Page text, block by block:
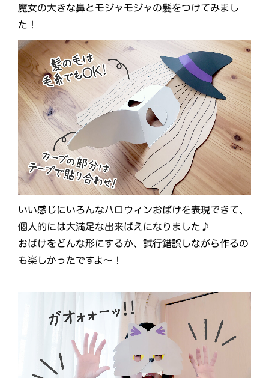
魔女の大きな鼻とモジャモジャの髪をつけてみまし
た！
いい感じにいろんなハロウィンおばけを表現できて、
個人的には大満足な出来ばえになりました♪
おばけをどんな形にするか、試行錯誤しながら作るの
も楽しかったですよ～！